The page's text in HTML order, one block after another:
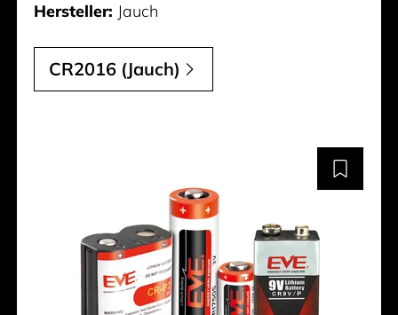
Hersteller: Jauch
CR2016 (Jauch)